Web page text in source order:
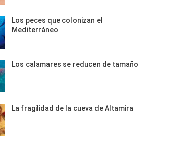
Los peces que colonizan el
Mediterráneo
Los calamares se reducen de tamaño
La fragilidad de la cueva de Altamira